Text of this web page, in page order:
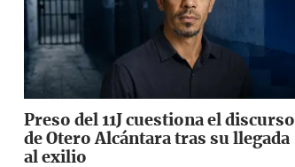
Preso del 11J cuestiona el discurso
de Otero Alcántara tras su llegada
al exilio